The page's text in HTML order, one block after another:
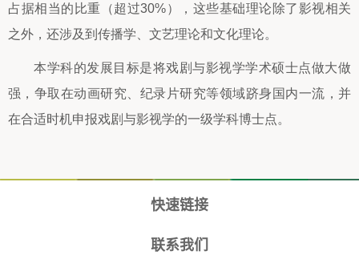
占据相当的比重（超过30%），这些基础理论除了影视相关
之外，还涉及到传播学、文艺理论和文化理论。
本学科的发展目标是将戏剧与影视学学术硕士点做大做
强，争取在动画研究、纪录片研究等领域跻身国内一流，并
在合适时机申报戏剧与影视学的一级学科博士点。
快速链接
联系我们